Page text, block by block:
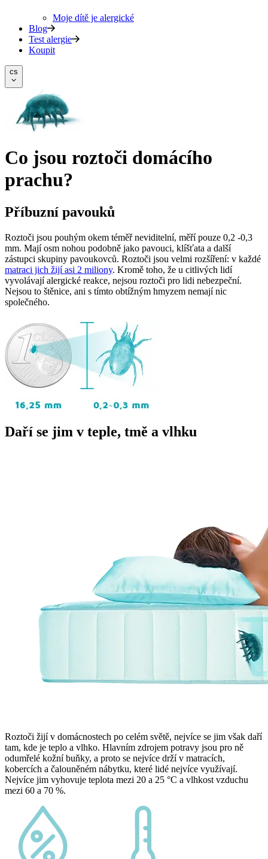
Moje dítě je alergické
Blog
Test alergie
Koupit
cs
Co jsou roztoči domácího
prachu?
Příbuzní pavouků
Roztoči jsou pouhým okem téměř neviditelní, měří pouze 0,2 -0,3
mm. Mají osm nohou podobně jako pavouci, klíšťata a další
zástupci skupiny pavoukovců. Roztoči jsou velmi rozšíření: v každé
matraci jich žijí asi 2 miliony. Kromě toho, že u citlivých lidí
vyvolávají alergické reakce, nejsou roztoči pro lidi nebezpeční.
Nejsou to štěnice, ani s tímto obtížným hmyzem nemají nic
společného.
Daří se jim v teple, tmě a vlhku
Roztoči žijí v domácnostech po celém světě, nejvíce se jim však daří
tam, kde je teplo a vlhko. Hlavním zdrojem potravy jsou pro ně
odumřelé kožní buňky, a proto se nejvíce drží v matracích,
kobercích a čalouněném nábytku, které lidé nejvíce využívají.
Nejvíce jim vyhovuje teplota mezi 20 a 25 °C a vlhkost vzduchu
mezi 60 a 70 %.